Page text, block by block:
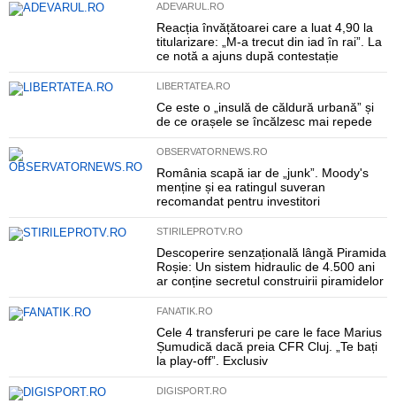
ADEVARUL.RO
Reacția învățătoarei care a luat 4,90 la
titularizare: „M-a trecut din iad în rai”. La
ce notă a ajuns după contestație
LIBERTATEA.RO
Ce este o „insulă de căldură urbană” și
de ce orașele se încălzesc mai repede
OBSERVATORNEWS.RO
România scapă iar de „junk”. Moody's
menține și ea ratingul suveran
recomandat pentru investitori
STIRILEPROTV.RO
Descoperire senzațională lângă Piramida
Roșie: Un sistem hidraulic de 4.500 ani
ar conține secretul construirii piramidelor
FANATIK.RO
Cele 4 transferuri pe care le face Marius
Șumudică dacă preia CFR Cluj. „Te bați
la play-off”. Exclusiv
DIGISPORT.RO